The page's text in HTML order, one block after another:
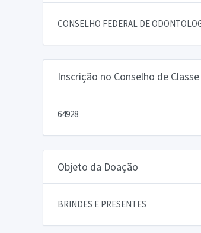
CONSELHO FEDERAL DE
Inscrição no Conselho de Classe
64928
Objeto da Doação
BRINDES E PRESENTES